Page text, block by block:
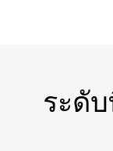
ระดับ